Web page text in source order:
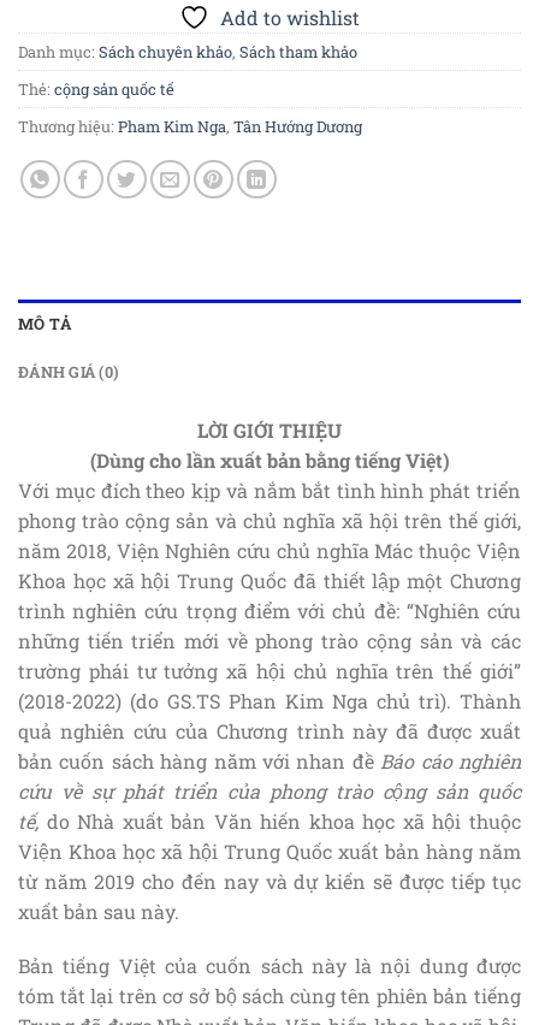
Add to wishlist
Danh mục: Sách chuyên khảo, Sách tham khảo
Thẻ: cộng sản quốc tế
Thương hiệu: Pham Kim Nga, Tân Hướng Dương
MÔ TẢ
ĐÁNH GIÁ (0)
LỜI GIỚI THIỆU
(Dùng cho lần xuất bản bằng tiếng Việt)
Với mục đích theo kịp và nắm bắt tình hình phát triển
phong trào cộng sản và chủ nghĩa xã hội trên thế giới,
năm 2018, Viện Nghiên cứu chủ nghĩa Mác thuộc Viện
Khoa học xã hội Trung Quốc đã thiết lập một Chương
trình nghiên cứu trọng điểm với chủ đề: “Nghiên cứu
những tiến triển mới về phong trào cộng sản và các
trường phái tư tưởng xã hội chủ nghĩa trên thế giới”
(2018-2022) (do GS.TS Phan Kim Nga chủ trì). Thành
quả nghiên cứu của Chương trình này đã được xuất
bản cuốn sách hàng năm với nhan đề Báo cáo nghiên
cứu về sự phát triển của phong trào cộng sản quốc
tế, do Nhà xuất bản Văn hiến khoa học xã hội thuộc
Viện Khoa học xã hội Trung Quốc xuất bản hàng năm
từ năm 2019 cho đến nay và dự kiến sẽ được tiếp tục
xuất bản sau này.
Bản tiếng Việt của cuốn sách này là nội dung được
tóm tắt lại trên cơ sở bộ sách cùng tên phiên bản tiếng